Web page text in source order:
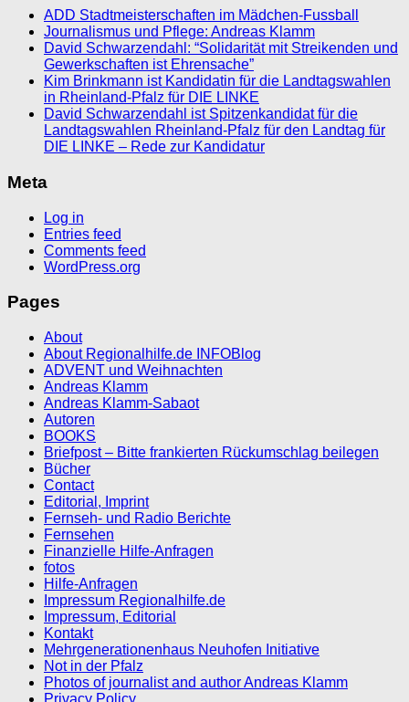
ADD Stadtmeisterschaften im Mädchen-Fussball
Journalismus und Pflege: Andreas Klamm
David Schwarzendahl: “Solidarität mit Streikenden und
Gewerkschaften ist Ehrensache”
Kim Brinkmann ist Kandidatin für die Landtagswahlen
in Rheinland-Pfalz für DIE LINKE
David Schwarzendahl ist Spitzenkandidat für die
Landtagswahlen Rheinland-Pfalz für den Landtag für
DIE LINKE – Rede zur Kandidatur
Meta
Log in
Entries feed
Comments feed
WordPress.org
Pages
About
About Regionalhilfe.de INFOBlog
ADVENT und Weihnachten
Andreas Klamm
Andreas Klamm-Sabaot
Autoren
BOOKS
Briefpost – Bitte frankierten Rückumschlag beilegen
Bücher
Contact
Editorial, Imprint
Fernseh- und Radio Berichte
Fernsehen
Finanzielle Hilfe-Anfragen
fotos
Hilfe-Anfragen
Impressum Regionalhilfe.de
Impressum, Editorial
Kontakt
Mehrgenerationenhaus Neuhofen Initiative
Not in der Pfalz
Photos of journalist and author Andreas Klamm